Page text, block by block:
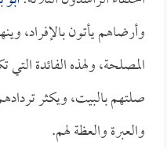
وأرضاهم يأتون بالإفراد،
المصلحة، ولهذه الفائدة
صلتهم بالبيت، ويكثر
والعبرة والعظة لهم.